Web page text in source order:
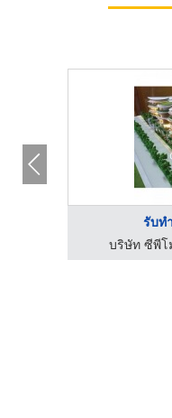
รับท
บริษัท ซีพีโ